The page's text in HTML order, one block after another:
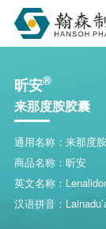
昕安®
来那度胺胶囊
通用名称：来那度
商品名称：昕安
英文名称：
汉语拼音：